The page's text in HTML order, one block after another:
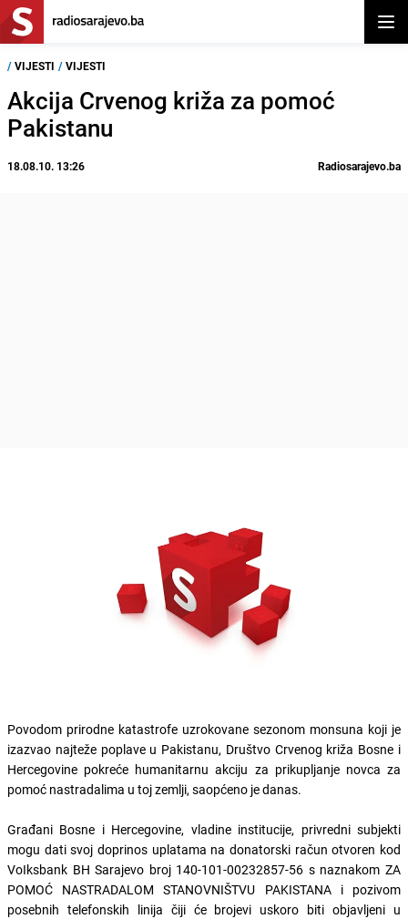
/ VIJESTI / VIJESTI
Akcija Crvenog križa za pomoć
Pakistanu
18.08.10. 13:26 Radiosarajevo.ba
Povodom prirodne katastrofe uzrokovane sezonom monsuna koji je
izazvao najteže poplave u Pakistanu, Društvo Crvenog križa Bosne i
Hercegovine pokreće humanitarnu akciju za prikupljanje novca za
pomoć nastradalima u toj zemlji, saopćeno je danas.
Građani Bosne i Hercegovine, vladine institucije, privredni subjekti
mogu dati svoj doprinos uplatama na donatorski račun otvoren kod
VoIksbank BH Sarajevo broj 140-101-00232857-56 s naznakom ZA
POMOĆ NASTRADALOM STANOVNIŠTVU PAKISTANA i pozivom
posebnih telefonskih linija čiji će brojevi uskoro biti objavljeni u